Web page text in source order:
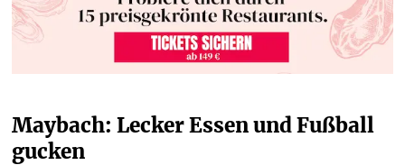
Maybach: Lecker Essen und Fußball
gucken